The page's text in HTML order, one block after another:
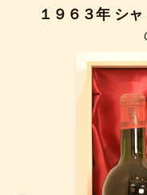
１９６３年 シ